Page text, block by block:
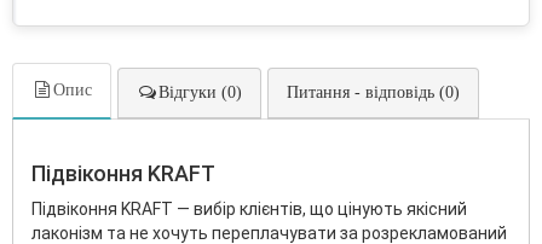
Опис Відгуки (0) Питання - відповідь (0)
Підвіконня KRAFT
Підвіконня KRAFT — вибір клієнтів, що цінують якісний
лаконізм та не хочуть переплачувати за розрекламований